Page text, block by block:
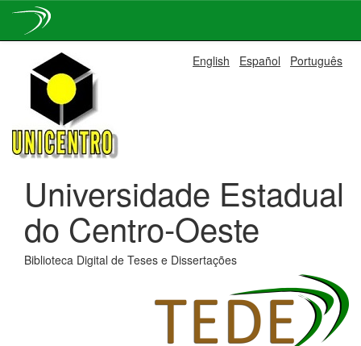
navigation
English Español Português
Universidade Estadual
do Centro-Oeste
Biblioteca Digital de Teses e Dissertações